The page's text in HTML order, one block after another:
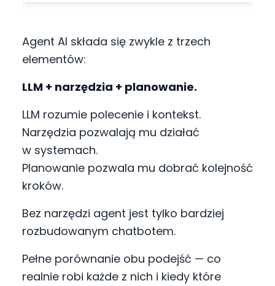
Agent AI składa się zwykle z trzech
elementów:
LLM + narzędzia + planowanie.
LLM rozumie polecenie i kontekst.
Narzędzia pozwalają mu działać
w systemach.
Planowanie pozwala mu dobrać kolejność
kroków.
Bez narzędzi agent jest tylko bardziej
rozbudowanym chatbotem.
Pełne porównanie obu podejść — co
realnie robi każde z nich i kiedy które